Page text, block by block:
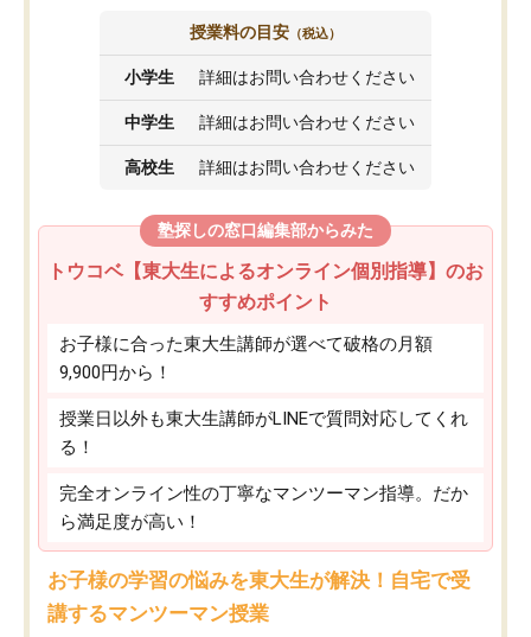
授業料の目安 （税込）
小学生 詳細はお問い合わせください
中学生 詳細はお問い合わせください
高校生 詳細はお問い合わせください
塾探しの窓口編集部からみた
トウコベ【東大生によるオンライン個別指導】のお
すすめポイント
お子様に合った東大生講師が選べて破格の月額
9,900円から！
授業日以外も東大生講師がLINEで質問対応してくれ
る！
完全オンライン性の丁寧なマンツーマン指導。だか
ら満足度が高い！
お子様の学習の悩みを東大生が解決！自宅で受
講するマンツーマン授業